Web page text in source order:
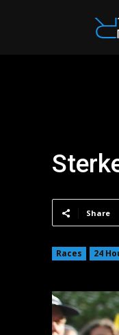
Share
Races 24